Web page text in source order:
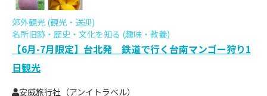
郊外観光 (観光・送迎)
名所旧跡・歴史・文化を知る (趣味・教養)
【6月-7月限定】台北発 鉄道で行く台南マンゴー狩り1
日観光
安威旅行社（アンイトラベル）